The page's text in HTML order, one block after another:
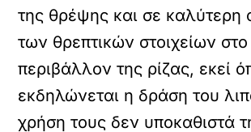
της θρέψης και σε καλύτερη
των θρεπτικών στοιχείων
περιβάλλον της ρίζας, εκεί
εκδηλώνεται η δράση του
χρήση τους δεν υποκαθιστά